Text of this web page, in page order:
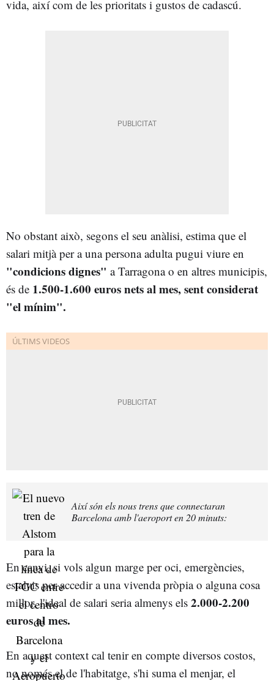
vida, així com de les prioritats i gustos de cadascú.
No obstant això, segons el seu anàlisi, estima que el
salari mitjà per a una persona adulta pugui viure en
"condicions dignes" a Tarragona o en altres municipis,
és de 1.500-1.600 euros nets al mes, sent considerat
"el mínim".
Així són els nous trens que connectaran
Barcelona amb l'aeroport en 20 minuts:
En canvi, si vols algun marge per oci, emergències,
estalvis per accedir a una vivenda pròpia o alguna cosa
millor, l'ideal de salari seria almenys els 2.000-2.200
euros al mes.
En aquest context cal tenir en compte diversos costos,
no només el de l'habitatge, s'hi suma el menjar, el